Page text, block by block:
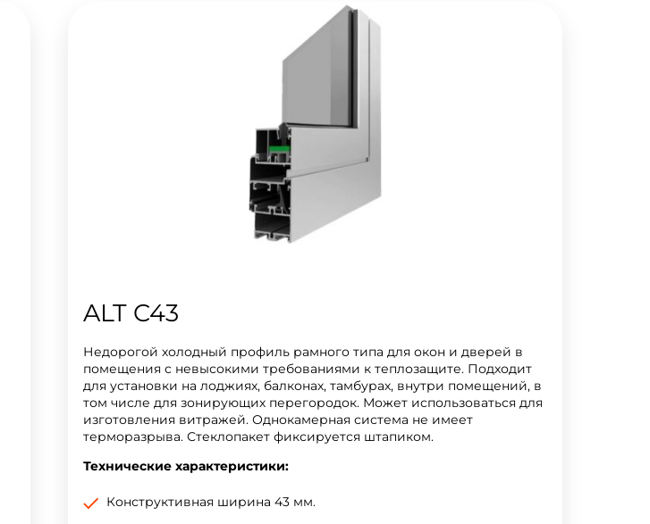
ALT C43
Недорогой холодный профиль рамного типа для окон и дверей в
помещения с невысокими требованиями к теплозащите. Подходит
для установки на лоджиях, балконах, тамбурах, внутри помещений, в
том числе для зонирующих перегородок. Может использоваться для
изготовления витражей. Однокамерная система не имеет
терморазрыва. Стеклопакет фиксируется штапиком.
Технические характеристики:
Конструктивная ширина 43 мм.